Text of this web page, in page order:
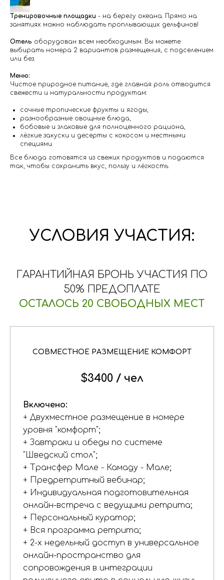
Тренировочные площадки - на берегу океана. Прямо на
занятиях можно наблюдать проплывающих дельфинов!
Отель оборудован всем необходимым. Вы можете
выбирать номера 2 вариантов размещения, с подселением
или без.
Меню:
Чистое природное питание, где главная роль отводится
свежести и натуральности продуктам:
сочные тропические фрукты и ягоды,
разнообразные овощные блюда,
бобовые и злаковые для полноценного рациона,
лёгкие закуски и десерты с кокосом и местными
специями.
Все блюда готовятся из свежих продуктов и подаются
так, чтобы сохранить вкус, пользу и лёгкость.
УСЛОВИЯ УЧАСТИЯ:
ГАРАНТИЙНАЯ БРОНЬ УЧАСТИЯ ПО
50% ПРЕДОПЛАТЕ
ОСТАЛОСЬ 20 СВОБОДНЫХ МЕСТ
СОВМЕСТНОЕ РАЗМЕЩЕНИЕ КОМФОРТ
$3400 / чел
Включено:
+ Двухместное размещение в номере
уровня "комфорт";
+ Завтраки и обеды по системе
"Шведский стол";
+ Трансфер Мале - Камаду - Мале;
+ Предретритный вебинар;
+ Индивидуальная подготовительная
онлайн-встреча с ведущими ретрита;
+ Персональный куратор;
+ Вся программа ретрита;
+ 2-х недельный доступ в универсальное
онлайн-пространство для
сопровождения в интеграции